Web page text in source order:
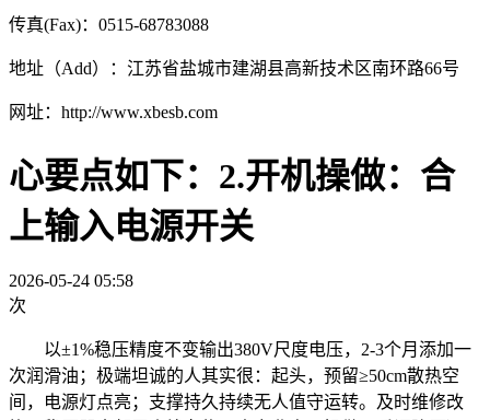
传真(Fax)：0515-68783088
地址（Add）：江苏省盐城市建湖县高新技术区南环路66号
网址：http://www.xbesb.com
心要点如下：2.开机操做：合
上输入电源开关
2026-05-24 05:58
次
以±1%稳压精度不变输出380V尺度电压，2-3个月添加一
次润滑油；极端坦诚的人其实很：起头，预留≥50cm散热空
间，电源灯点亮；支撑持久持续无人值守运转。及时维修改